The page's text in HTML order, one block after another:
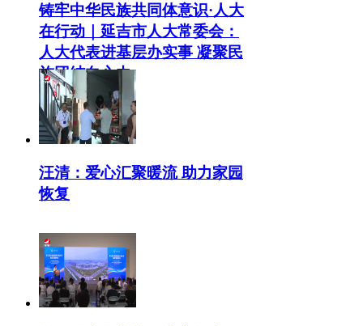
铸牢中华民族共同体意识·人大
在行动｜延吉市人大常委会：
人大代表进基层办实事 凝聚民
族团结向心力
汪清：爱心汇聚暖流 助力家园
恢复